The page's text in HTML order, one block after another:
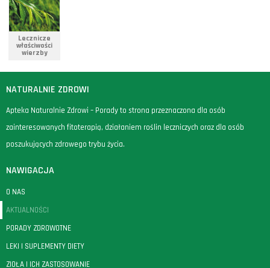
Lecznicze
właściwości
wierzby
NATURALNIE ZDROWI
Apteka Naturalnie Zdrowi – Porady to strona przeznaczona dla osób
zainteresowanych fitoterapią, działaniem roślin leczniczych oraz dla osób
poszukujących zdrowego trybu życia.
NAWIGACJA
O NAS
AKTUALNOŚCI
PORADY ZDROWOTNE
LEKI I SUPLEMENTY DIETY
ZIOŁA I ICH ZASTOSOWANIE